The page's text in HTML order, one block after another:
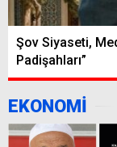
Şov Siyaseti,
Padişahları”
EKONOMİ